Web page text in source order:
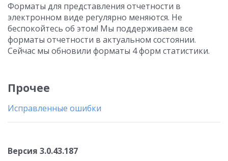
Форматы для представления отчетности в
электронном виде регулярно меняются. Не
беспокойтесь об этом! Мы поддерживаем все
форматы отчетности в актуальном состоянии.
Сейчас мы обновили форматы 4 форм статистики.
Прочее
Исправленные ошибки
Версия 3.0.43.187